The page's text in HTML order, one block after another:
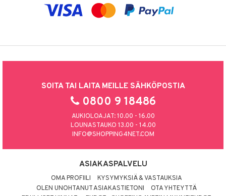
SOITA TAI LAITA MEILLE SÄHKÖPOSTIA
0800 9 18486
AUKIOLOAJAT: 10.00 - 16.00
LOUNASTAUKO 13.00 - 14.00
INFO@SHOPPING4NET.COM
ASIAKASPALVELU
OMA PROFIILI
KYSYMYKSIÄ & VASTAUKSIA
OLEN UNOHTANUT ASIAKASTIETONI
OTA YHTEYTTÄ